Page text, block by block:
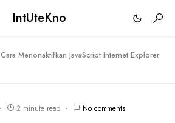
IntUteKno
Cara Menonaktifkan JavaScript Internet Explorer
2 minute read No comments